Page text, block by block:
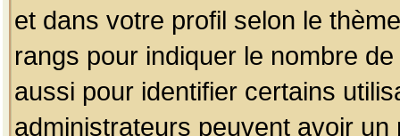
et dans votre profil selon le
rangs pour indiquer le nombre
aussi pour identifier certains
administrateurs peuvent avoir